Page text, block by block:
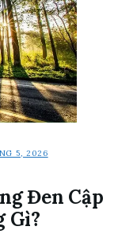
5, 2026
Đen Cập
Gì?